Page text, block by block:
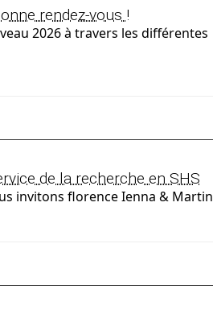
rendez-vous !
2026 à travers les différentes
de la recherche en SHS
invitons florence Ienna &